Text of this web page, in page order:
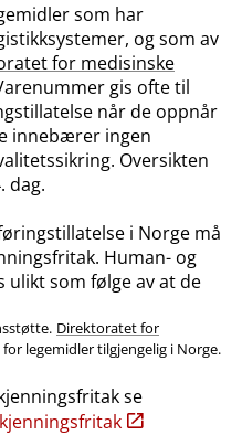
som har
og som av
for medisinske
gis ofte til
når de oppnår
innebærer ingen
Oversikten
dag.
i Norge må
Human- og
som følge av at de
Direktoratet for
legemidler tilgjengelig i Norge.
se